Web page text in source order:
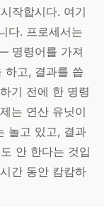
작합시다. 여기
다. 프로세서는
명령어를 가져
하고, 결과를 씁
기 전에 한 명령
는 연산 유닛이
놀고 있고, 결과
안 한다는 것입
간 동안 캄캄하